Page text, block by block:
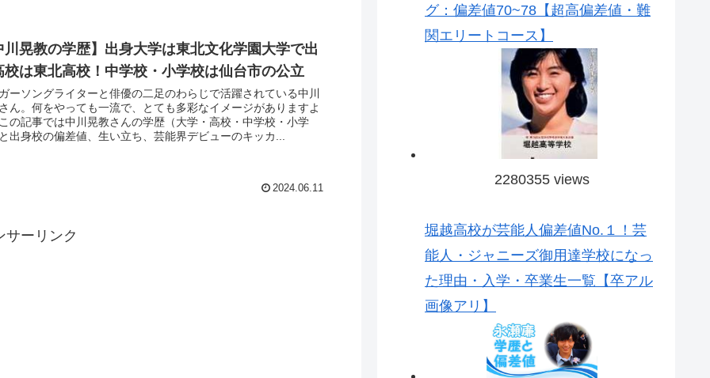
川晃教の学歴】出身大学は東北文化学園大学で出
校は東北高校！中学校・小学校は仙台市の公立
ーソングライターと俳優の二足のわらじで活躍されている中川
ん。何をやっても一流で、とても多彩なイメージがありますよ
の記事では中川晃教さんの学歴（大学・高校・中学校・小学
出身校の偏差値、生い立ち、芸能界デビューのキッカ...
2024.06.11
サーリンク
グ：偏差値70~78【超高偏差値・難
関エリートコース】
2280355 views
堀越高校が芸能人偏差値No.１！芸
能人・ジャニーズ御用達学校になっ
た理由・入学・卒業生一覧【卒アル
画像アリ】